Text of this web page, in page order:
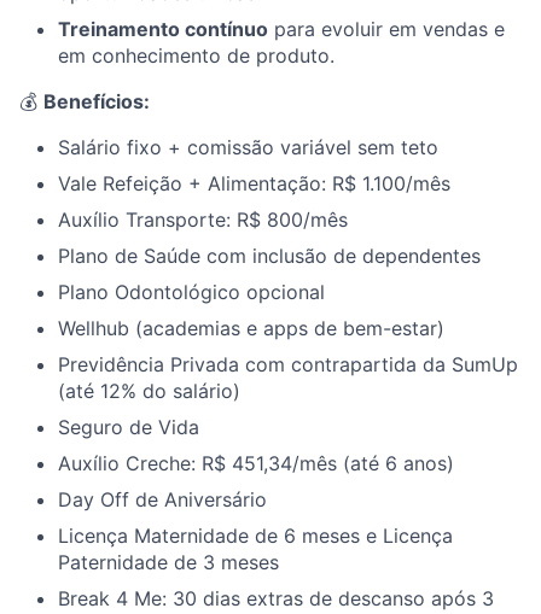
Treinamento contínuo para evoluir em vendas e
em conhecimento de produto.
💰 Benefícios:
Salário fixo + comissão variável sem teto
Vale Refeição + Alimentação: R$ 1.100/mês
Auxílio Transporte: R$ 800/mês
Plano de Saúde com inclusão de dependentes
Plano Odontológico opcional
Wellhub (academias e apps de bem-estar)
Previdência Privada com contrapartida da SumUp
(até 12% do salário)
Seguro de Vida
Auxílio Creche: R$ 451,34/mês (até 6 anos)
Day Off de Aniversário
Licença Maternidade de 6 meses e Licença
Paternidade de 3 meses
Break 4 Me: 30 dias extras de descanso após 3